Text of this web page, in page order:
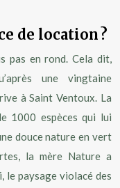
de location ?
pas en rond. Cela dit,
une vingtaine
à Saint Ventoux. La
1000 espèces qui lui
douce nature en vert
la mère Nature a
le paysage violacé des